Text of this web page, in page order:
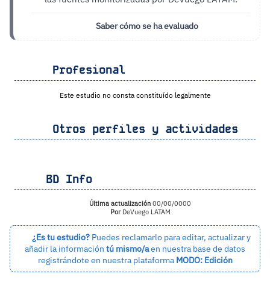
Saber cómo se ha evaluado
Profesional
Este estudio no consta constituído legalmente
Otros perfiles y actividades
BD Info
Última actualización 00/00/0000
PorDeVuego LATAM
¿Es tu estudio? Puedes reclamarlo para editar, actualizar y
añadir la información tú mismo/aen nuestra base de datos
registrándote en nuestra plataforma MODO: Edición